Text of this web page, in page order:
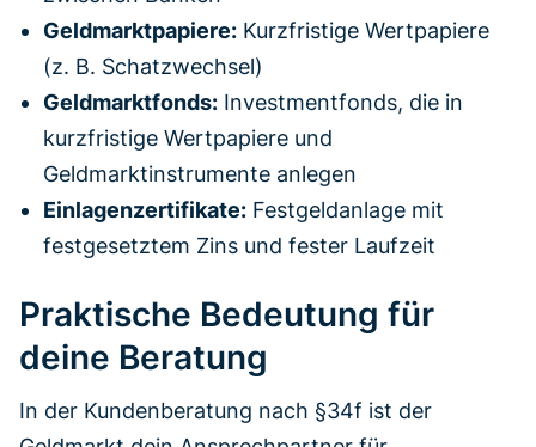
Geldmarktpapiere: Kurzfristige Wertpapiere
(z. B. Schatzwechsel)
Geldmarktfonds: Investmentfonds, die in
kurzfristige Wertpapiere und
Geldmarktinstrumente anlegen
Einlagenzertifikate: Festgeldanlage mit
festgesetztem Zins und fester Laufzeit
Praktische Bedeutung für
deine Beratung
In der Kundenberatung nach §34f ist der